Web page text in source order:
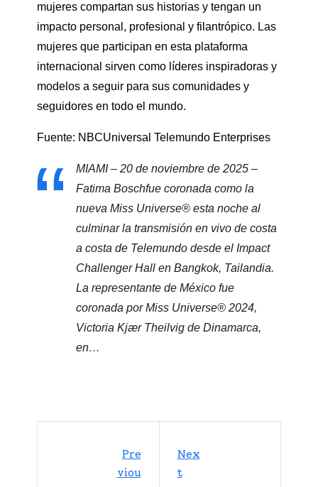
mujeres compartan sus historias y tengan un
impacto personal, profesional y filantrópico. Las
mujeres que participan en esta plataforma
internacional sirven como líderes inspiradoras y
modelos a seguir para sus comunidades y
seguidores en todo el mundo.
Fuente: NBCUniversal Telemundo Enterprises
MIAMI – 20 de noviembre de 2025 –
Fatima Boschfue coronada como la
nueva Miss Universe® esta noche al
culminar la transmisión en vivo de costa
a costa de Telemundo desde el Impact
Challenger Hall en Bangkok, Tailandia.
La representante de México fue
coronada por Miss Universe® 2024,
Victoria Kjær Theilvig de Dinamarca,
en…
Pre
Viou
Nex
T